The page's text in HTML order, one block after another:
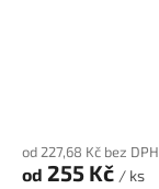
od 227,68 Kč bez DPH
od 255 Kč / ks